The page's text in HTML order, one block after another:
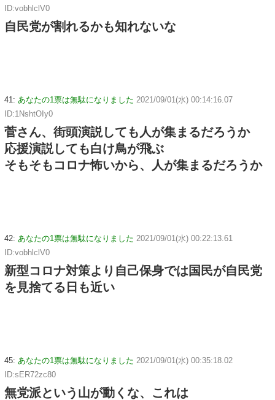
ID:vobhlclV0
自民党が割れるかも知れないな
41: あなたの1票は無駄になりました 2021/09/01(水) 00:14:16.07
ID:1NshtOIy0
菅さん、街頭演説しても人が集まるだろうか
応援演説しても白け鳥が飛ぶ
そもそもコロナ怖いから、人が集まるだろうか
42: あなたの1票は無駄になりました 2021/09/01(水) 00:22:13.61
ID:vobhlclV0
新型コロナ対策より自己保身では国民が自民党
を見捨てる日も近い
45: あなたの1票は無駄になりました 2021/09/01(水) 00:35:18.02
ID:sER72zc80
無党派という山が動くな、これは